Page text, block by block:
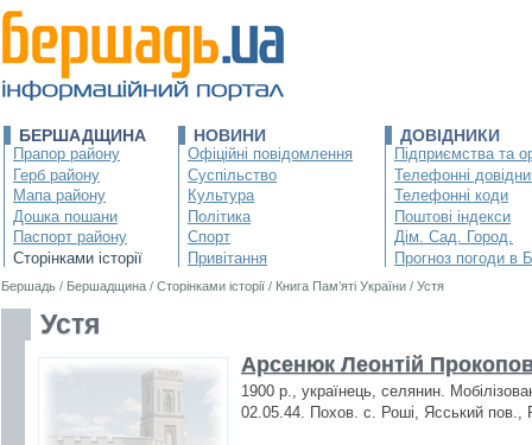
БЕРШАДЩИНА
Прапор району
Герб району
Мапа району
Дошка пошани
Паспорт району
Сторінками історії
НОВИНИ
Офіційні повідомлення
Суспільство
Культура
Політика
Спорт
Привітання
ДОВІДНИКИ
Підприємства та
Телефонні
Телефонні коди
Поштові індекси
Дім. Сад. Город.
Прогноз погоди в
Бершадь / Бершадщина / Сторінками історії / Книга Пам’яті України / Устя
Устя
Арсенюк Леонтій
1900 р., українець, селянин.
02.05.44. Похов. с. Роші, Ясський пов.,